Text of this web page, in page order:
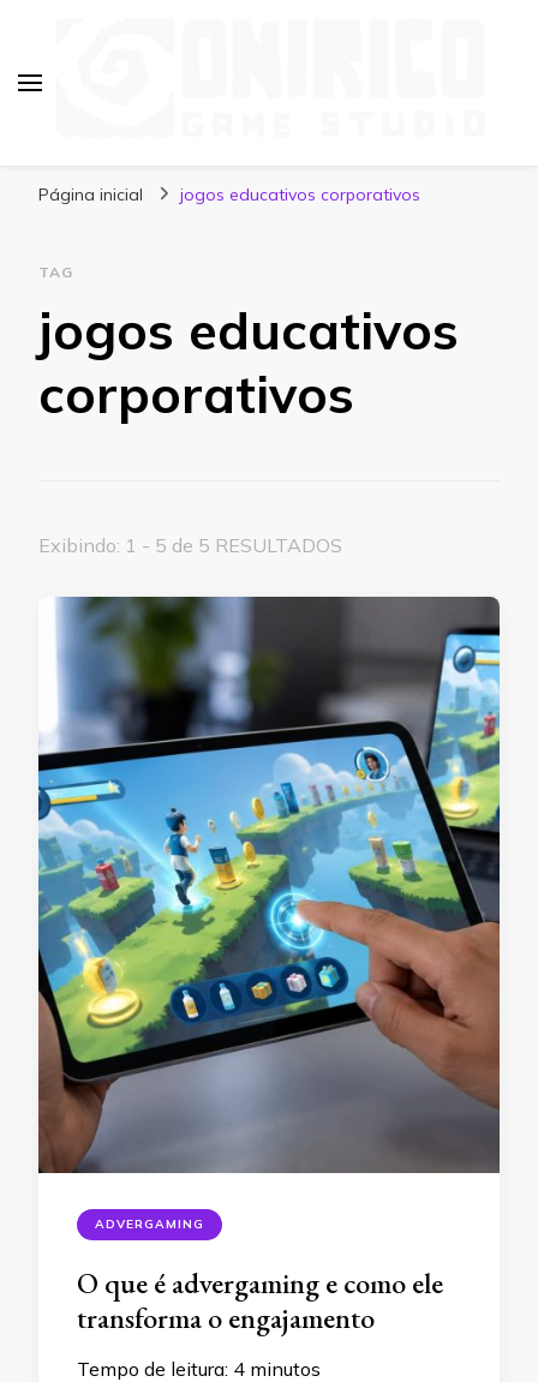
Página inicial jogos educativos corporativos
TAG
jogos educativos
corporativos
Exibindo: 1 - 5 de 5 RESULTADOS
ADVERGAMING
O que é advergaming e como ele
transforma o engajamento
Tempo de leitura: 4 minutos